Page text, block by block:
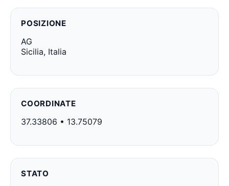
POSIZIONE
AG
Sicilia, Italia
COORDINATE
37.33806 • 13.75079
STATO